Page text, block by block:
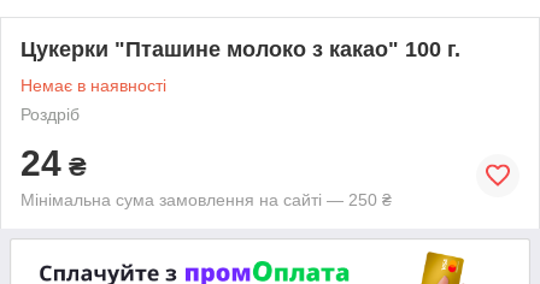
Цукерки "Пташине молоко з какао" 100 г.
Немає в наявності
Роздріб
24 ₴
Мінімальна сума замовлення на сайті — 250 ₴